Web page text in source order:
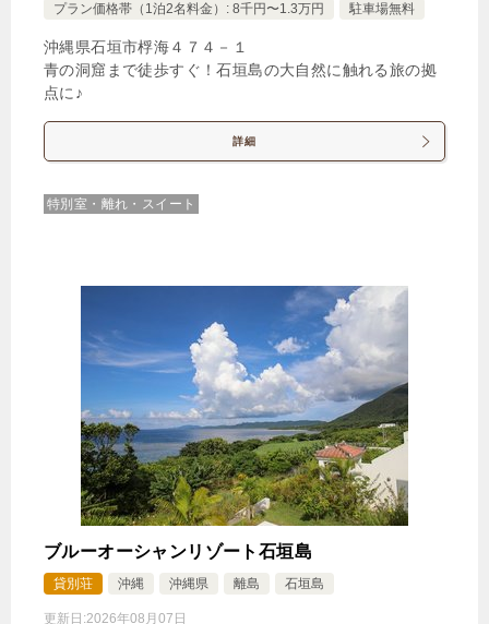
ヴィラタイプ（4名定員・プライベートプール付）
【選べるお部屋と価格】
ートプール付）
員・プライベートプール付）
じゃらんで確認する
【エンゼルグランヴィラ石垣オープン記念☆最大
30%OFF】石垣島の朝の彩りを味わう朝食膳プラン♪
その他 🍴朝食 IN15:00- OUT-10:00
プラン価格帯（1泊2名料金）: 8千円〜1.3万円
駐車場無料
沖縄県石垣市桴海４７４－１
青の洞窟まで徒歩すぐ！石垣島の大自然に触れる旅の拠
点に♪
詳細
特別室・離れ・スイート
ブルーオーシャンリゾート石垣島
貸別荘 沖縄 沖縄県 離島 石垣島
更新日:2026年08月07日